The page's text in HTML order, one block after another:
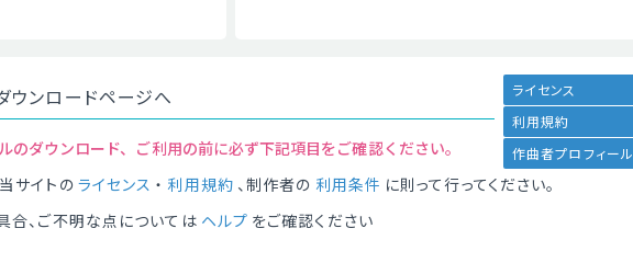
ウンロードページへ
ライセンス
利用規約
作曲者プロフィール
のダウンロード、ご利用の前に必ず下記項目をご確認ください。
サイトの ライセンス ・ 利用規約 、制作者の 利用条件 に則って行ってください。
合、ご不明な点については ヘルプ をご確認ください